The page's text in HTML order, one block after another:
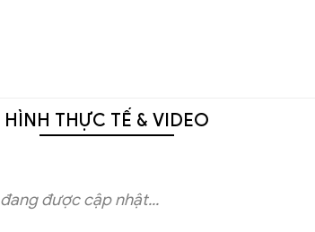
HÌNH THỰC TẾ & VIDEO
được cập nhật...